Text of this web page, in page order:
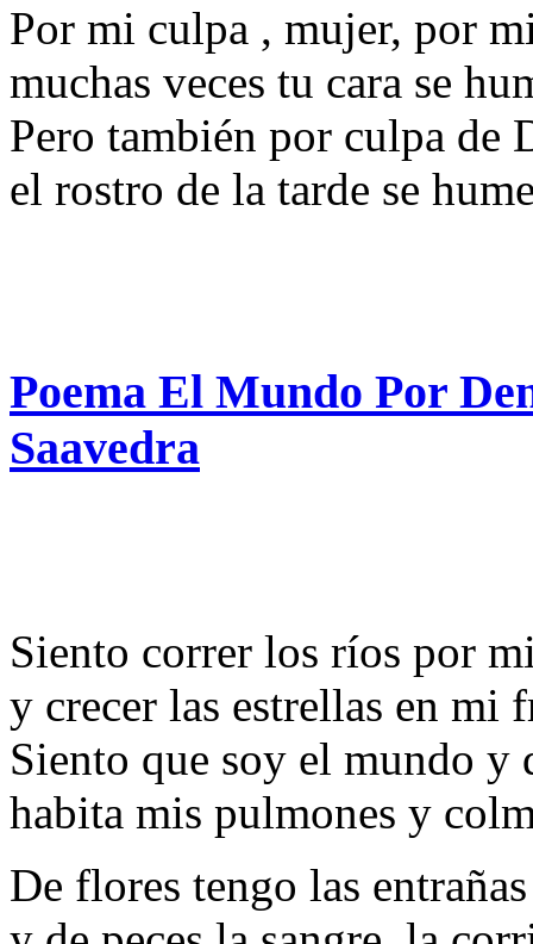
Por mi culpa , mujer, por
muchas veces tu cara se
Pero también por culpa de
el rostro de la tarde se
Poema El Mundo Por
Saavedra
Siento correr los ríos por
y crecer las estrellas en mi
Siento que soy el mundo y
habita mis pulmones y
De flores tengo las